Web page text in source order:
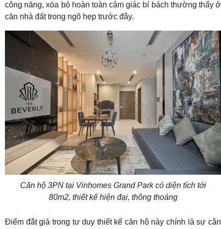
công năng, xóa bỏ hoàn toàn cảm giác bí bách thường thấy ở
căn nhà đất trong ngõ hẹp trước đây.
Căn hộ 3PN tại Vinhomes Grand Park có diện tích tới
80m2, thiết kế hiện đại, thông thoáng
Điểm đắt giá trong tư duy thiết kế căn hộ này chính là sự cân